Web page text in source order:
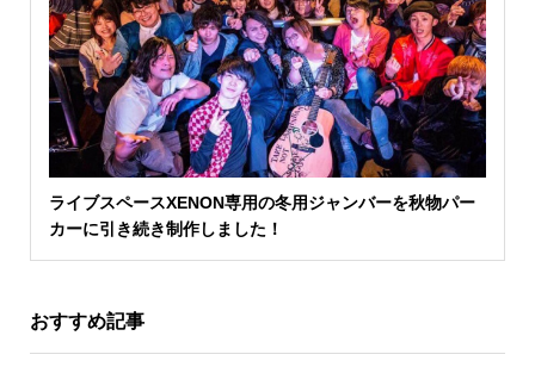
ライブスペースXENON専用の冬用ジャンバーを秋物パー
カーに引き続き制作しました！
おすすめ記事